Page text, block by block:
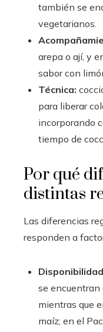
también se
vegetarianos.
arepa o ají, y
sabor con
Técnica:
para liberar
incorporando
tiempo de
Por qué
distintas
Las diferencias
responden a
se encuentran
mientras que
maíz; en el